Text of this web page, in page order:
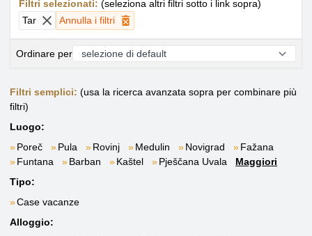
Filtri selezionati: (seleziona altri filtri sotto i link sopra)
Tar
Annulla i filtri
Ordinare per
Filtri semplici: (usa la ricerca avanzata sopra per combinare più
filtri)
Luogo:
Poreč
Pula Rovinj Medulin Novigrad
Fažana
Funtana
Barban Kaštel Pješčana Uvala
Maggiori
Tipo:
Case vacanze
Alloggio: